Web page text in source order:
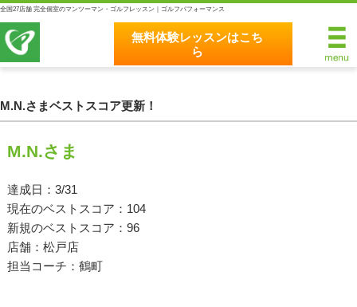
全国27店舗 完全個室のマンツーマン・ゴルフレッスン｜ゴルフパフォーマンス
無料体験レッスンはこち
ら
無料体験レッスンはこちら
統一されたレッスン理論
最新のスイング解析システム
M.N.さまベストスコア更新！
M.N.さま
達成日：3/31
現在のベストスコア：104
新規のベストスコア：96
店舗：松戸店
担当コーチ：鶴町